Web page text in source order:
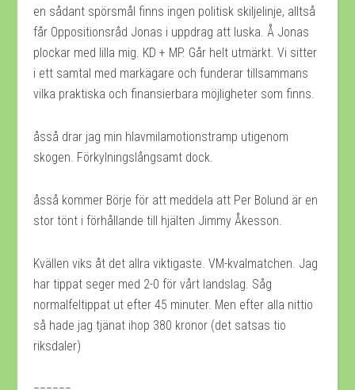
en sådant spörsmål finns ingen politisk skiljelinje, alltså
får Oppositionsråd Jonas i uppdrag att luska. Å Jonas
plockar med lilla mig. KD + MP. Går helt utmärkt. Vi sitter
i ett samtal med markägare och funderar tillsammans
vilka praktiska och finansierbara möjligheter som finns.
åsså drar jag min hlavmilamotionstramp utigenom
skogen. Förkylningslångsamt dock.
åsså kommer Börje för att meddela att Per Bolund är en
stor tönt i förhållande till hjälten Jimmy Åkesson.
Kvällen viks åt det allra viktigaste. VM-kvalmatchen. Jag
har tippat seger med 2-0 för vårt landslag. Såg
normalfeltippat ut efter 45 minuter. Men efter alla nittio
så hade jag tjänat ihop 380 kronor (det satsas tio
riksdaler)